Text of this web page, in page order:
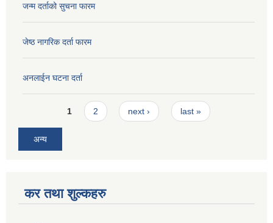
जन्म दर्ताको सुचना फारम
जेष्ठ नागरिक दर्ता फारम
अनलाईन घटना दर्ता
Pages1 2 next › last »
अन्य
कर तथा शुल्कहरु